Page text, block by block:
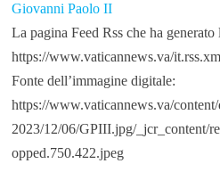
Giovanni Paolo II
La pagina Feed Rss che ha
https://www.vaticannews.va/
Fonte dell’immagine digitale:
https://www.vaticannews.va/
2023/12/06/GPIII.jpg/_jcr_content/
opped.750.422.jpeg